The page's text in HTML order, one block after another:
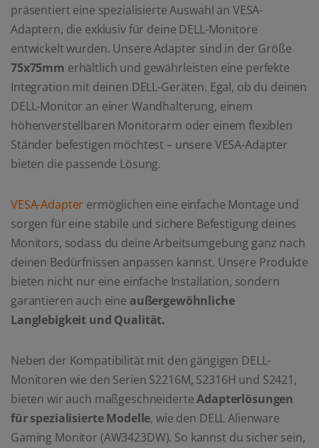
präsentiert eine spezialisierte Auswahl an VESA-
Adaptern, die exklusiv für deine DELL-Monitore
entwickelt wurden. Unsere Adapter sind in der Größe
75x75mm erhältlich und gewährleisten eine perfekte
Integration mit deinen DELL-Geräten. Egal, ob du deinen
DELL-Monitor an einer Wandhalterung, einem
höhenverstellbaren Monitorarm oder einem flexiblen
Ständer befestigen möchtest – unsere VESA-Adapter
bieten die passende Lösung.
VESA-Adapter ermöglichen eine einfache Montage und
sorgen für eine stabile und sichere Befestigung deines
Monitors, sodass du deine Arbeitsumgebung ganz nach
deinen Bedürfnissen anpassen kannst. Unsere Produkte
bieten nicht nur eine einfache Installation, sondern
garantieren auch eine außergewöhnliche
Langlebigkeit und Qualität.
Neben der Kompatibilität mit den gängigen DELL-
Monitoren wie den Serien S2216M, S2316H und S2421,
bieten wir auch maßgeschneiderteAdapterlösungen
für spezialisierte Modelle, wie den DELL Alienware
Gaming Monitor (AW3423DW). So kannst du sicher sein,